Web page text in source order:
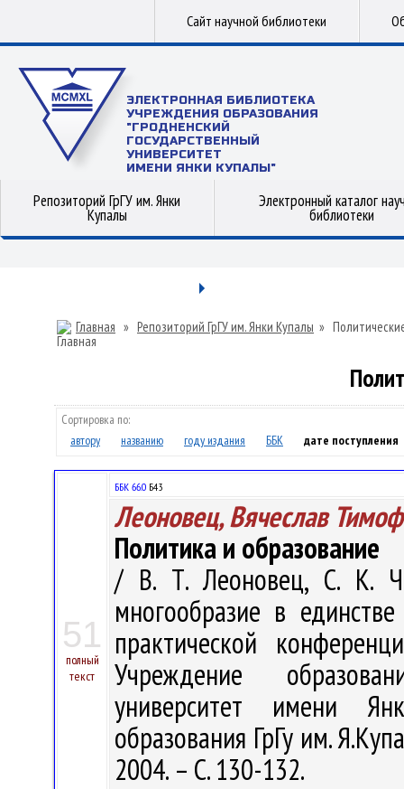
Сайт научной библиотеки
ЭЛЕКТРОННАЯ БИБЛИОТЕКА
УЧРЕЖДЕНИЯ ОБРАЗОВАНИЯ
"ГРОДНЕНСКИЙ
ГОСУДАРСТВЕННЫЙ
УНИВЕРСИТЕТ
ИМЕНИ ЯНКИ КУПАЛЫ"
Репозиторий ГрГУ им. Янки
Купалы
Электронный каталог
библиотеки
Главная » Репозиторий ГрГУ им. Янки Купалы »
Сортировка по:
автору
названию году издания ББК дате поступления
51
полный
текст
ББК 66.0 Б43
Леоновец, Вячеслав
Политика и образование
/ В. Т. Леоновец, С. К.
многообразие в
практической
Учреждение
университет имени
образования ГрГу им.
2004. – С. 130-132.